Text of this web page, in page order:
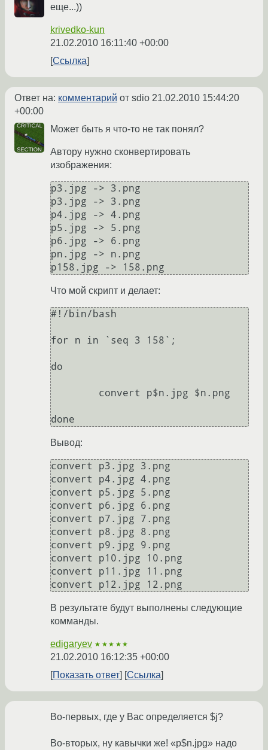
еще...))
krivedko-kun
21.02.2010 16:11:40 +00:00
Ссылка
Ответ на: комментарий от sdio 21.02.2010 15:44:20
+00:00
Может быть я что-то не так понял?
Автору нужно сконвертировать
изображения:
p3.jpg -> 3.png
p3.jpg -> 3.png
p4.jpg -> 4.png
p5.jpg -> 5.png
p6.jpg -> 6.png
pn.jpg -> n.png
Что мой скрипт и делает:
#!/bin/bash
for n in `seq 3 158`;
do
done
Вывод:
convert p3.jpg 3.png
convert p4.jpg 4.png
convert p5.jpg 5.png
convert p6.jpg 6.png
convert p7.jpg 7.png
convert p8.jpg 8.png
convert p9.jpg 9.png
convert p10.jpg 10.png
convert p11.jpg 11.png
В результате будут выполнены следующие
комманды.
edigaryev ★★★★★
21.02.2010 16:12:35 +00:00
Показать ответ
Ссылка
Во-первых, где у Вас определяется $j?
Во-вторых, ну кавычки же! «p$n.jpg» надо